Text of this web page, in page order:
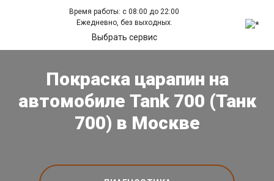
Время работы: с 08:00 до 22:00
Ежедневно, без выходных.
Выбрать сервис
Покраска царапин на
автомобиле Tank 700 (Танк
700) в Москве